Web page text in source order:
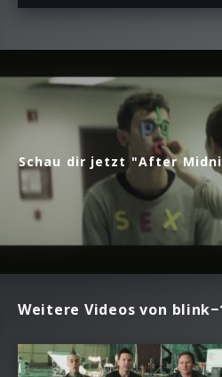
Schau dir jetzt "After
Weitere Videos von